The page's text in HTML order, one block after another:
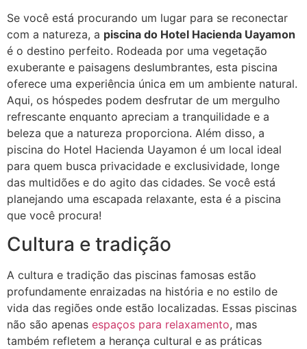
Se você está procurando um lugar para se reconectar
com a natureza, a piscina do Hotel Hacienda Uayamon
é o destino perfeito. Rodeada por uma vegetação
exuberante e paisagens deslumbrantes, esta piscina
oferece uma experiência única em um ambiente natural.
Aqui, os hóspedes podem desfrutar de um mergulho
refrescante enquanto apreciam a tranquilidade e a
beleza que a natureza proporciona. Além disso, a
piscina do Hotel Hacienda Uayamon é um local ideal
para quem busca privacidade e exclusividade, longe
das multidões e do agito das cidades. Se você está
planejando uma escapada relaxante, esta é a piscina
que você procura!
Cultura e tradição
A cultura e tradição das piscinas famosas estão
profundamente enraizadas na história e no estilo de
vida das regiões onde estão localizadas. Essas piscinas
não são apenas espaços para relaxamento, mas
também refletem a herança cultural e as práticas